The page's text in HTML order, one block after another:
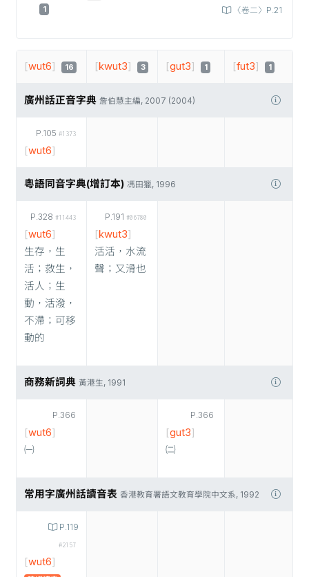
1
〈卷二〉P.21
[wut6] 16 [kwut3] 3 [gut3] 1 [fut3] 1
廣州話正音字典 詹伯慧主編, 2007 (2004)
P.105 #1373
[wut6]
粵語同音字典(增訂本) 馮田獵, 1996
P.328 #11443
[wut6]
生存，生
活；救生，
活人；生
動，活潑，
不滯；可移
動的
P.191 #06780
[kwut3]
活活，水流
聲；又滑也
商務新詞典 黃港生, 1991
P.366
[wut6]
㈠
P.366
[gut3]
㈡
常用字廣州話讀音表 香港教育署語文教育學院中文系, 1992
P.119
#2157
[wut6]